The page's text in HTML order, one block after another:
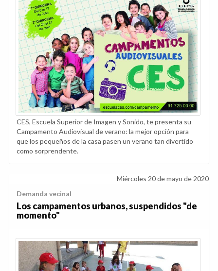
CES, Escuela Superior de Imagen y Sonido, te presenta su
Campamento Audiovisual de verano: la mejor opción para
que los pequeños de la casa pasen un verano tan divertido
como sorprendente.
Miércoles 20 de mayo de 2020
Demanda vecinal
Los campamentos urbanos, suspendidos "de
momento"